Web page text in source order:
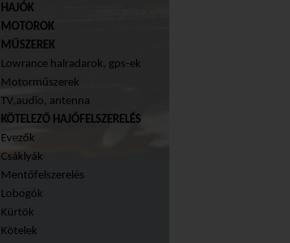
HAJÓK
MOTOROK
MŰSZEREK
Lowrance halradarok, gps-ek
Motorműszerek
TV,audio, antenna
KÖTELEZŐ HAJÓFELSZERELÉS
Evezők
Csáklyák
Mentőfelszerelés
Lobogók
Kürtök
Kötelek